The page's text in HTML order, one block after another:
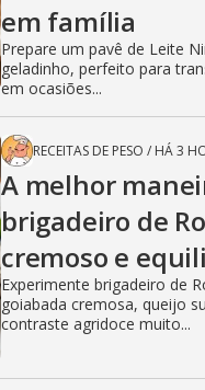
em família
Prepare um pavê de Leite
geladinho, perfeito para
em ocasiões...
RECEITAS DE PESO / HÁ 3
A melhor
brigadeiro de
cremoso e
Experimente brigadeiro de
goiabada cremosa, queijo
contraste agridoce muito...